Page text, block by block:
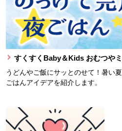
すくすくBaby＆Kids おむつや
うどんやご飯にサッとのせて！暑い
ごはんアイデアを紹介します。